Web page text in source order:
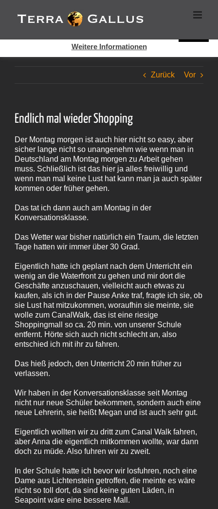
Inhalt
springen
Zurück Vor
Endlich mal wieder Shopping
Der Montag morgen ist auch hier nicht so easy, aber
sicher lange nicht so unangenehm wie wenn man in
Deutschland am Montag morgen zu Arbeit gehen
muss. Schließlich ist das hier ja alles freiwillig und
wenn man mal keine Lust hat kann man ja auch später
kommen oder früher gehen.
Das tat ich dann auch am Montag in der
Konversationsklasse.
Das Wetter war bisher natürlich ein Traum, die letzten
Tage hatten wir immer über 30 Grad.
Eigentlich hatte ich geplant nach dem Unterricht ein
wenig an die Waterfront zu gehen und mir dort die
Geschäfte anzuschauen, vielleicht auch etwas zu
kaufen, als ich in der Pause Anke traf, fragte ich sie, ob
sie Lust hat mitzukommen, woraufhin sie meinte, sie
wolle zum CanalWalk, das ist eine riesige
Shoppingmall so ca. 20 min. von unserer Schule
entfernt. Hörte sich auch nicht schlecht an, also
entschied ich mit ihr zu fahren.
Das hieß jedoch, den Unterricht 20 min früher zu
verlassen.
Wir haben in der Konversationsklasse seit Montag
nicht nur neue Schüler bekommen, sondern auch eine
neue Lehrerin, sie heißt Megan und ist auch sehr gut.
Eigentlich wollten wir zu dritt zum Canal Walk fahren,
aber Anna die eigentlich mitkommen wollte, war dann
doch zu müde. Also fuhren wir zu zweit.
In der Schule hatte ich bevor wir losfuhren, noch eine
Dame aus Lichtenstein getroffen, die meinte es wäre
nicht so toll dort, da sind keine guten Läden, in
Seapoint wäre eine bessere Mall.
Cookies helfen auf auf dieser Seite bei der Bereitstellung der
Dienste. Durch die Nutzung dieser Webseite erklären Sie sich
Weitere Informationen